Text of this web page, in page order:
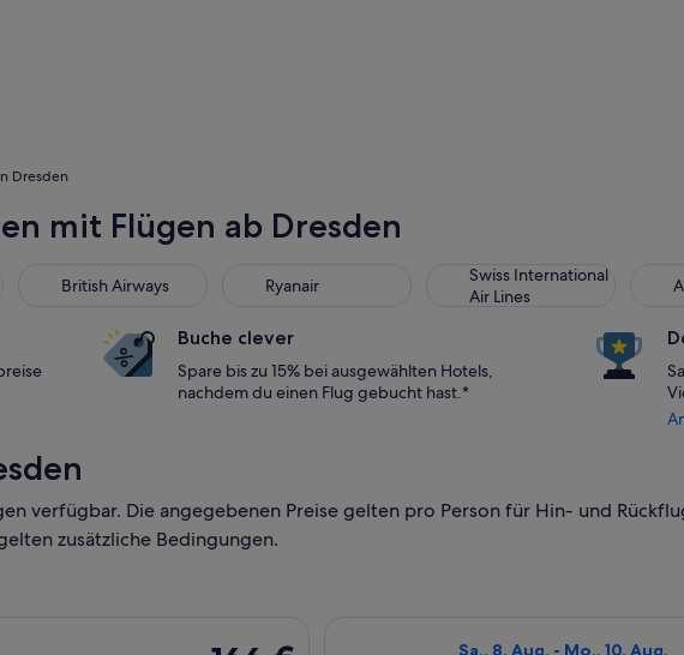
Dresden
mit Flügen ab Dresden
British Airways Ryanair
Swiss International
Air Lines
Buche clever
Spare bis zu 15% bei ausgewählten Hotels,
nachdem du einen Flug gebucht hast.*
verfügbar. Die angegebenen Preise gelten pro Person für Hin- und
zusätzliche Bedingungen.
Sa., 8. Aug. - Mo., 10. Aug.